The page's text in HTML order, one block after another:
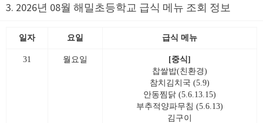
3. 2026년 08월 해밀초등학교 급식 메뉴 조회 정보
일자 요일 급식 메뉴
31 월요일
[중식]
찹쌀밥(친환경)
참치김치국 (5.9)
안동찜닭 (5.6.13.15)
부추적양파무침 (5.6.13)
김구이